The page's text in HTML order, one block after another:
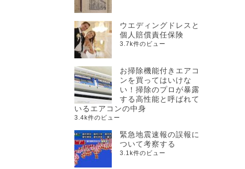
ウエディングドレスと
個人賠償責任保険
3.7k件のビュー
お掃除機能付きエアコ
ンを買ってはいけな
い！掃除のプロが暴露
する高性能と呼ばれて
いるエアコンの中身
3.4k件のビュー
緊急地震速報の誤報に
ついて考察する
3.1k件のビュー